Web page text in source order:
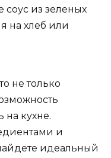
соус из зеленых
на хлеб или
не только
на кухне.
и
идеальный